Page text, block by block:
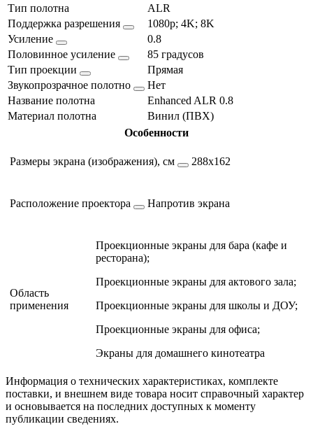
Тип полотна
ALR
Поддержка разрешения
1080p; 4K; 8K
Усиление
0.8
Половинное усиление
85 градусов
Тип проекции
Прямая
Звукопрозрачное полотно
Нет
Название полотна
Enhanced ALR 0.8
Материал полотна
Винил (ПВХ)
Особенности
Размеры экрана (изображения), см 288х162
Расположение проектора Напротив экрана
Область
применения
Проекционные экраны для бара (кафе и
ресторана);
Проекционные экраны для актового зала;
Проекционные экраны для школы и ДОУ;
Проекционные экраны для офиса;
Экраны для домашнего кинотеатра
Информация о технических характеристиках, комплекте
поставки, и внешнем виде товара носит справочный характер
и основывается на последних доступных к моменту
публикации сведениях.